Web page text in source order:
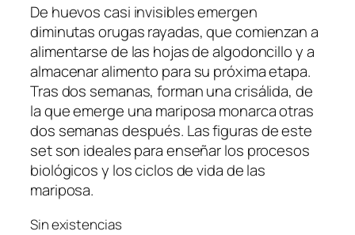
De huevos casi invisibles emergen
diminutas orugas rayadas, que comienzan a
alimentarse de las hojas de algodoncillo y a
almacenar alimento para su próxima etapa.
Tras dos semanas, forman una crisálida, de
la que emerge una mariposa monarca otras
dos semanas después. Las figuras de este
set son ideales para enseñar los procesos
biológicos y los ciclos de vida de las
mariposa.
Sin existencias